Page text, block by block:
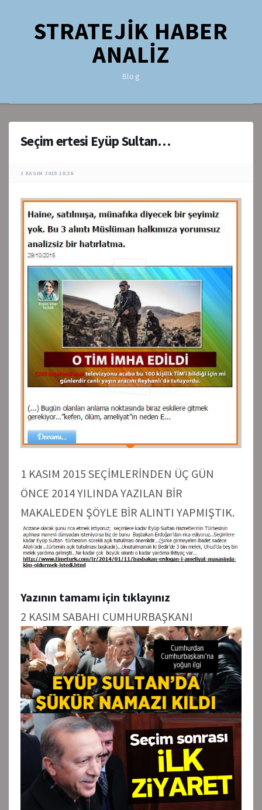
STRATEJİK HABER
ANALİZ
Blog
Seçim ertesi Eyüp Sultan…
3 KASIM 2015 18:26
1 KASIM 2015 SEÇİMLERİNDEN ÜÇ GÜN
ÖNCE 2014 YILINDA YAZILAN BİR
MAKALEDEN ŞÖYLE BİR ALINTI YAPMIŞTIK.
Yazının tamamı için tıklayınız
2 KASIM SABAHI CUMHURBAŞKANI